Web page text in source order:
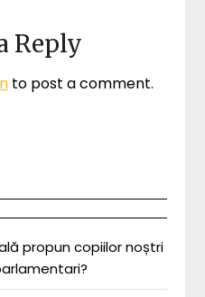
Reply
to post a comment.
propun copiilor noștri